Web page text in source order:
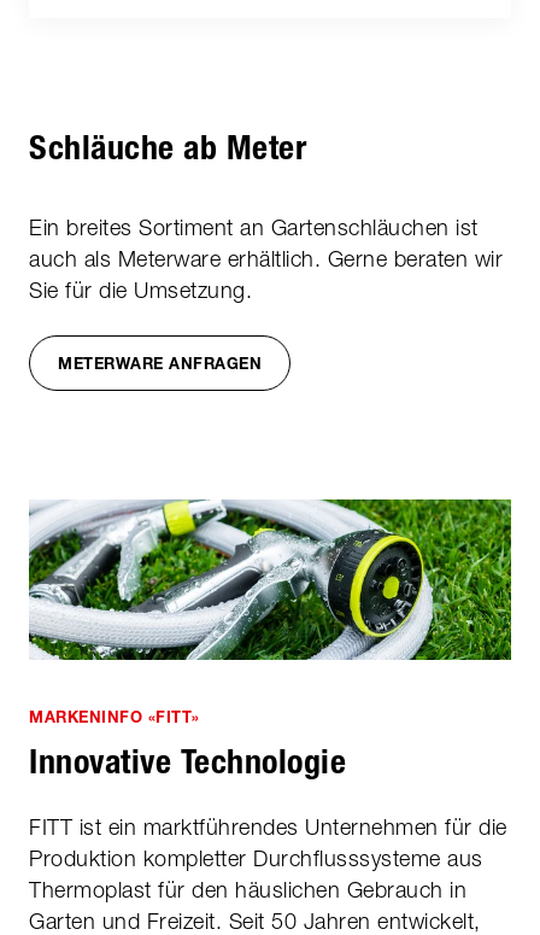
Schläuche ab Meter
Ein breites Sortiment an Gartenschläuchen ist
auch als Meterware erhältlich. Gerne beraten wir
Sie für die Umsetzung.
METERWARE ANFRAGEN
MARKENINFO «FITT»
Innovative Technologie
FITT ist ein marktführendes Unternehmen für die
Produktion kompletter Durchflusssysteme aus
Thermoplast für den häuslichen Gebrauch in
Garten und Freizeit. Seit 50 Jahren entwickelt,